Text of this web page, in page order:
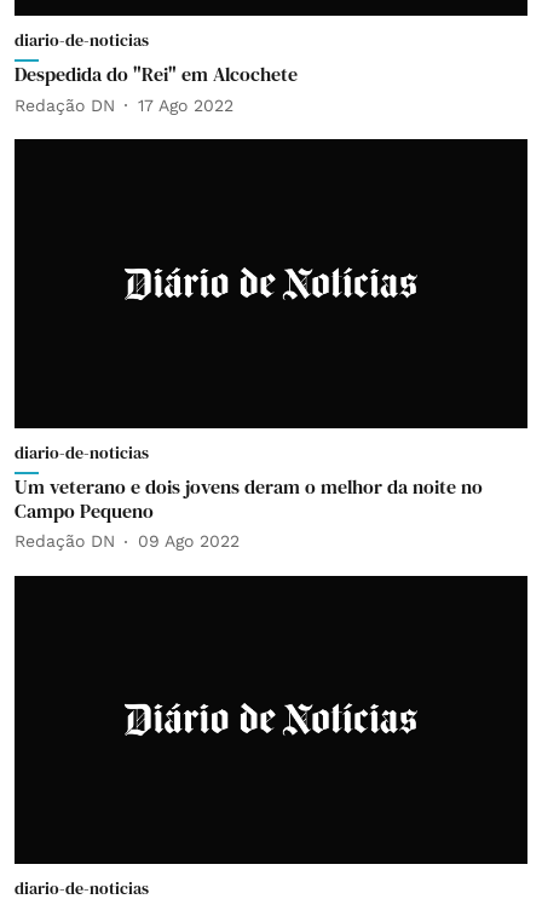
diario-de-noticias
Despedida do "Rei" em Alcochete
Redação DN 17 Ago 2022
diario-de-noticias
Um veterano e dois jovens deram o melhor da noite no
Campo Pequeno
Redação DN 09 Ago 2022
diario-de-noticias